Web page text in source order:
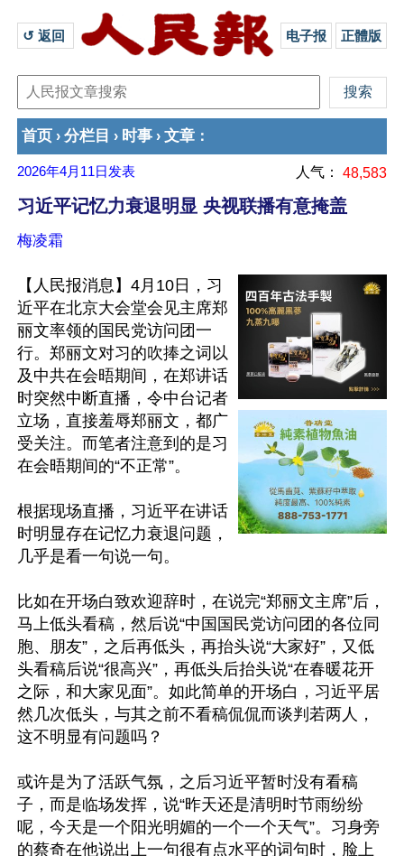
↺ 返回 电子报 正體版
首页 › 分栏目 › 时事 › 文章 ：
2026年4月11日 发表 人气： 48,583
习近平记忆力衰退明显 央视联播有意掩盖
梅凌霜
【人民报消息】4月10日，习
近平在北京大会堂会见主席郑
丽文率领的国民党访问团一
行。郑丽文对习的吹捧之词以
及中共在会晤期间，在郑讲话
时突然中断直播，令中台记者
立场，直接羞辱郑丽文，都广
受关注。而笔者注意到的是习
在会晤期间的“不正常”。
根据现场直播，习近平在讲话
时明显存在记忆力衰退问题，
几乎是看一句说一句。
比如在开场白致欢迎辞时，在说完“郑丽文主席”后，
马上低头看稿，然后说“中国国民党访问团的各位同
胞、朋友”，之后再低头，再抬头说“大家好”，又低
头看稿后说“很高兴”，再低头后抬头说“在春暖花开
之际，和大家见面”。如此简单的开场白，习近平居
然几次低头，与其之前不看稿侃侃而谈判若两人，
这不明显有问题吗？
或许是为了活跃气氛，之后习近平暂时没有看稿
子，而是临场发挥，说“昨天还是清明时节雨纷纷
呢，今天是一个阳光明媚的一个一个天气”。习身旁
的蔡奇在他说出上一句很有点水平的词句时，脸上